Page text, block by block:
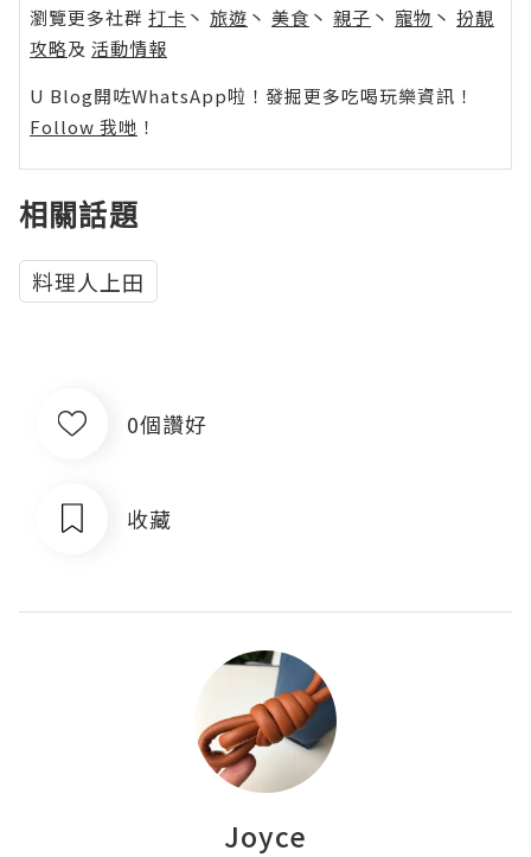
瀏覽更多社群 打卡 丶 旅遊 丶 美食 丶 親子 丶 寵物 丶 扮靚
攻略及 活動情報
U Blog開咗WhatsApp啦！發掘更多吃喝玩樂資訊！
Follow 我哋 ！
相關話題
料理人上田
0個讚好
收藏
Joyce